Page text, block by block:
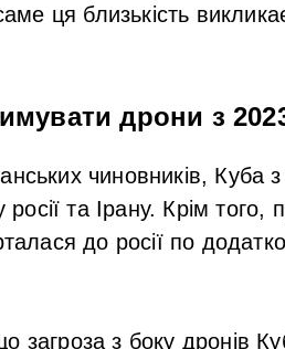
ця близькість
дрони з
чиновників, Куба
росії та Ірану. Крім
до росії по
з боку дронів